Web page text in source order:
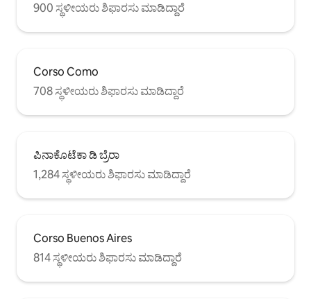
900 ಸ್ಥಳೀಯರು ಶಿಫಾರಸು ಮಾಡಿದ್ದಾರೆ
Corso Como
708 ಸ್ಥಳೀಯರು ಶಿಫಾರಸು ಮಾಡಿದ್ದಾರೆ
ಪಿನಾಕೊಟೆಕಾ ಡಿ ಬ್ರೆರಾ
1,284 ಸ್ಥಳೀಯರು ಶಿಫಾರಸು ಮಾಡಿದ್ದಾರೆ
Corso Buenos Aires
814 ಸ್ಥಳೀಯರು ಶಿಫಾರಸು ಮಾಡಿದ್ದಾರೆ